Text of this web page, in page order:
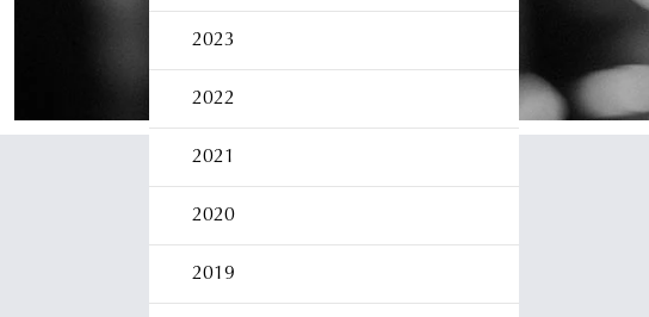
2023
2022
2021
2020
2019
114 85 Stockholm
Växel: